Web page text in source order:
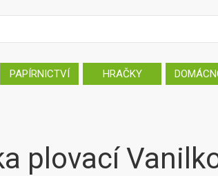
PAPÍRNICTVÍ HRAČKY
plovací